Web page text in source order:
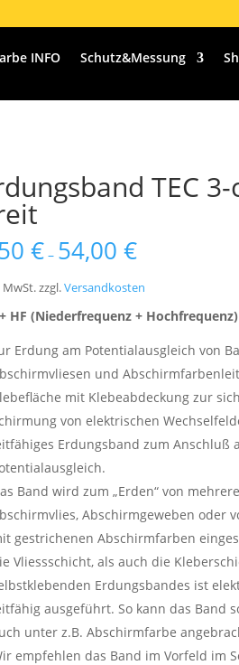
INFO Schutz&Messung
TEC 3-
€ – 54,00€
MwSt.zzgl.Versandkosten
HF (Niederfrequenz + Hochfrequenz)
Erdung am Potentialausgleich von
und
mit Klebeabdeckung zur
von elektrischen
Erdungsband zum Anschluß
Band wird zum „Erden“ von
Abschirmgeweben oder
gestrichenen Abschirmfarben
Vliessschicht, als auch die
Erdungsbandes ist
ausgeführt. So kann das Band
unter z.B. Abschirmfarbe
empfehlen das Band im Vorfeld im